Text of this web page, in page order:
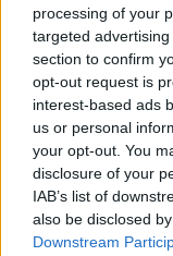
processing of your
targeted
section to confirm
opt-out request is
interest-based ads
us or personal
your opt-out. You
disclosure of your
IAB’s list of
also be disclosed
Downstream
ταλαιπωρούν
αποφεύγετε.
ΙΧΘΕΙΣ
Δεν θα μπορείτε
πολύ και οι
στραφούν